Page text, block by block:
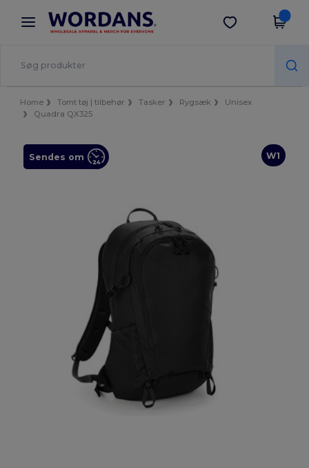
× Wordans-app
Bedre priser i appen!
Hent app
Home Tomt tøj | tilbehør Tasker Rygsæk
Unisex
Quadra QX325
W1
Sendes om